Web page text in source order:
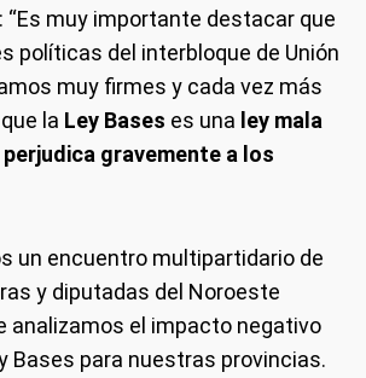
“Es muy importante destacar que
políticas del interbloque de Unión
muy firmes y cada vez más
la Ley Bases es una ley mala
gravemente a los
un encuentro multipartidario de
y diputadas del Noroeste
analizamos el impacto negativo
Bases para nuestras provincias.